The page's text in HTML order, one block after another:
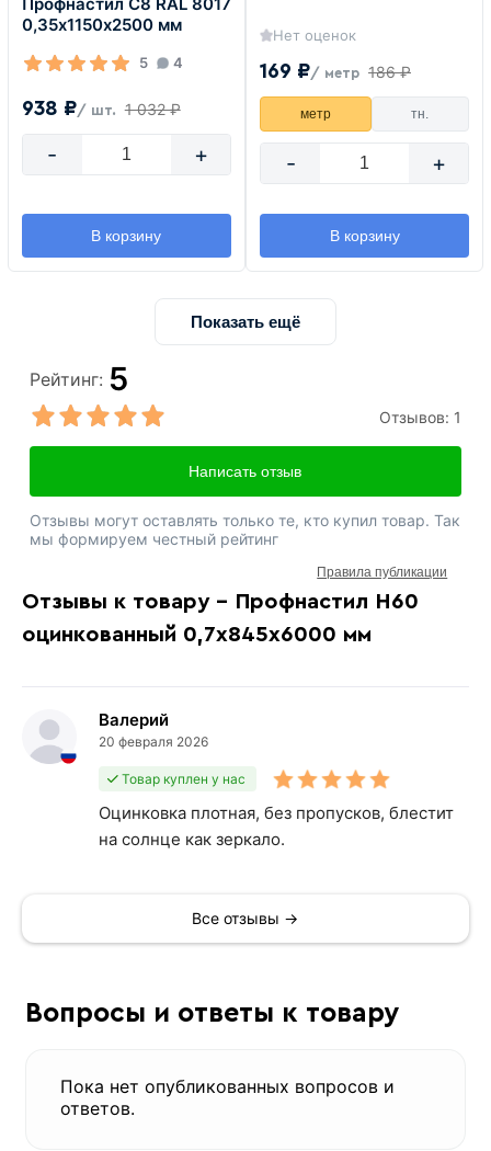
0,35х1150х2500 мм
5 4
938 ₽/ шт. 1 032 ₽
- +
В корзину
Нет оценок
169 ₽/ метр 186 ₽
метр тн.
- +
В корзину
Показать ещё
Отзывы к товару - Профнастил Н60
оцинкованный 0,7х845х6000 мм
Валерий
20 февраля 2026
Товар куплен у нас
Оцинковка плотная, без пропусков, блестит
на солнце как зеркало.
Все отзывы →
Рейтинг: 5
Отзывов: 1
Написать отзыв
Отзывы могут оставлять только те, кто купил товар. Так
мы формируем честный рейтинг
Правила публикации
Вопросы и ответы к товару
Пока нет опубликованных вопросов и
ответов.